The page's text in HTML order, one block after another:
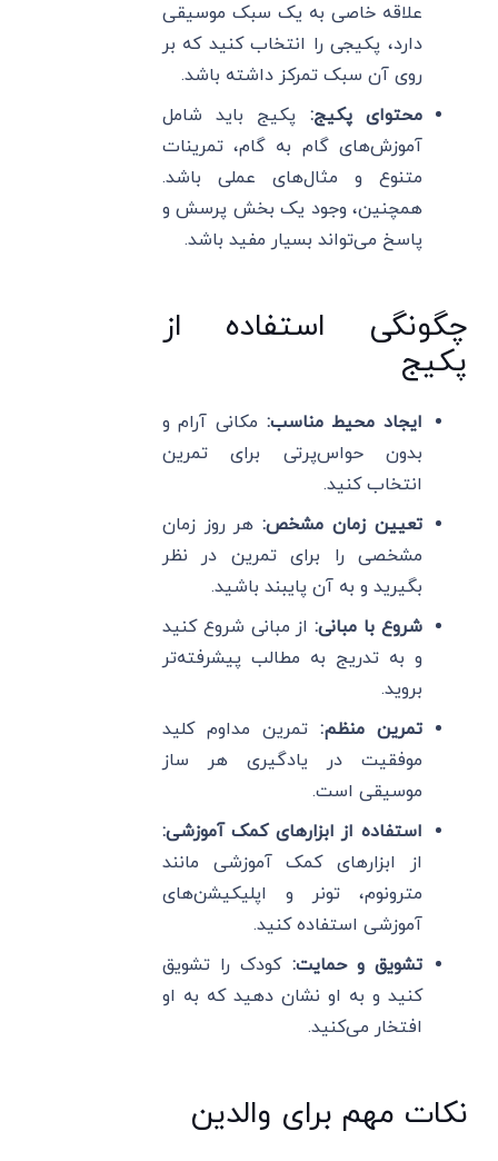
علاقه خاصی به یک سبک موسیقی
دارد، پکیجی را انتخاب کنید که بر
روی آن سبک تمرکز داشته باشد.
محتوای پکیج: پکیج باید شامل
آموزش‌های گام به گام، تمرینات
متنوع و مثال‌های عملی باشد.
همچنین، وجود یک بخش پرسش و
پاسخ می‌تواند بسیار مفید باشد.
چگونگی استفاده از
پکیج
ایجاد محیط مناسب: مکانی آرام و
بدون حواس‌پرتی برای تمرین
انتخاب کنید.
تعیین زمان مشخص:هر روز زمان
مشخصی را برای تمرین در نظر
بگیرید و به آن پایبند باشید.
شروع با مبانی:از مبانی شروع کنید
و به تدریج به مطالب پیشرفته‌تر
بروید.
تمرین منظم: تمرین مداوم کلید
موفقیت در یادگیری هر ساز
موسیقی است.
استفاده از ابزارهای کمک آموزشی:
از ابزارهای کمک آموزشی مانند
مترونوم، تونر و اپلیکیشن‌های
آموزشی استفاده کنید.
تشویق و حمایت: کودک را تشویق
کنید و به او نشان دهید که به او
افتخار می‌کنید.
نکات مهم برای والدین